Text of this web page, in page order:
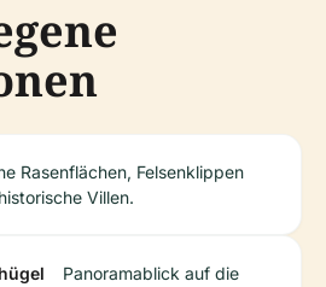
Rasenflächen, Felsenklippen
Villen.
Panoramablick auf die